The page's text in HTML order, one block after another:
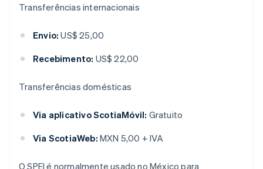
Transferências internacionais
Envio: US$ 25,00
Recebimento: US$ 22,00
Transferências domésticas
Via aplicativo ScotiaMóvil: Gratuito
Via ScotiaWeb: MXN 5,00 + IVA
O SPEI é normalmente usado no México para